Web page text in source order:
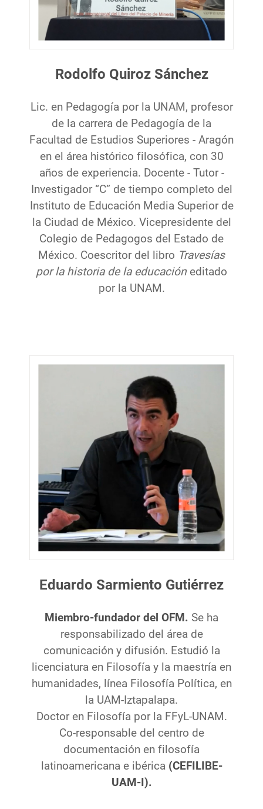
Rodolfo Quiroz Sánchez
Lic. en Pedagogía por la UNAM, profesor
de la carrera de Pedagogía de la
Facultad de Estudios Superiores - Aragón
en el área histórico filosófica, con 30
años de experiencia. Docente - Tutor -
Investigador “C” de tiempo completo del
Instituto de Educación Media Superior de
la Ciudad de México. Vicepresidente del
Colegio de Pedagogos del Estado de
México. Coescritor del libro Travesías
por la historia de la educación editado
por la UNAM.
Eduardo Sarmiento Gutiérrez
Miembro-fundador del OFM. Se ha
responsabilizado del área de
comunicación y difusión. Estudió la
licenciatura en Filosofía y la maestría en
humanidades, línea Filosofía Política, en
la UAM-Iztapalapa.
Doctor en Filosofía por la FFyL-UNAM.
Co-responsable del centro de
documentación en filosofía
latinoamericana e ibérica (CEFILIBE-
UAM-I).